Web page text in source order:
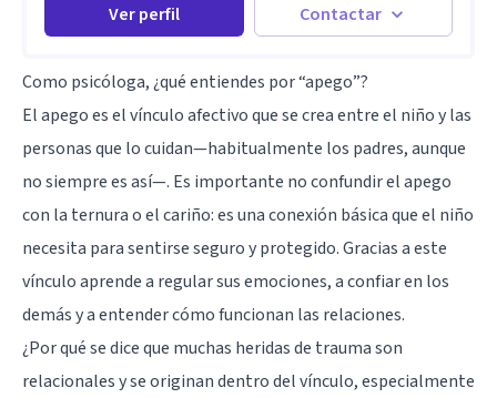
Ver perfil Contactar
Como psicóloga, ¿qué entiendes por “apego”?
El apego es el vínculo afectivo que se crea entre el niño y las
personas que lo cuidan—habitualmente los padres, aunque
no siempre es así—. Es importante no confundir el apego
con la ternura o el cariño: es una conexión básica que el niño
necesita para sentirse seguro y protegido. Gracias a este
vínculo aprende a regular sus emociones, a confiar en los
demás y a entender cómo funcionan las relaciones.
¿Por qué se dice que muchas heridas de trauma son
relacionales y se originan dentro del vínculo, especialmente